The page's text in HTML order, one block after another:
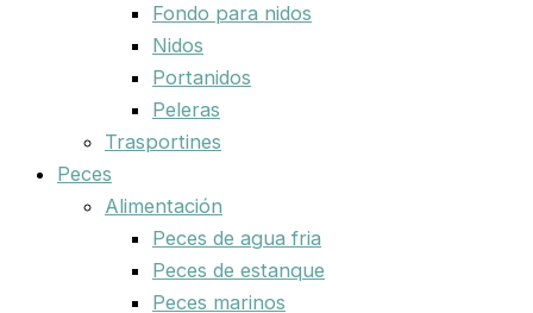
Fondo para nidos
Nidos
Portanidos
Peleras
Trasportines
Peces
Alimentación
Peces de agua fria
Peces de estanque
Peces marinos